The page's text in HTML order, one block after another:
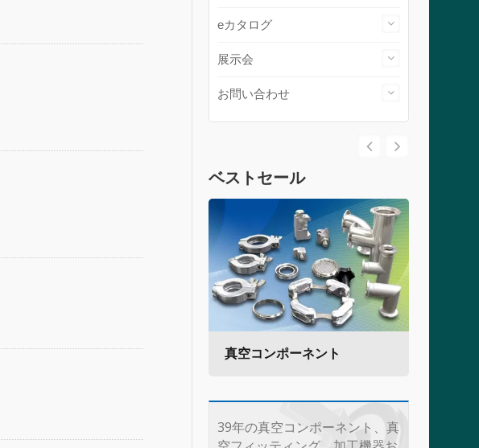
eカタログ
展示会
お問い合わせ
ベストセール
BPEフェルールとフィッテ
真空コンポーネント
39年の真空コンポーネント、真